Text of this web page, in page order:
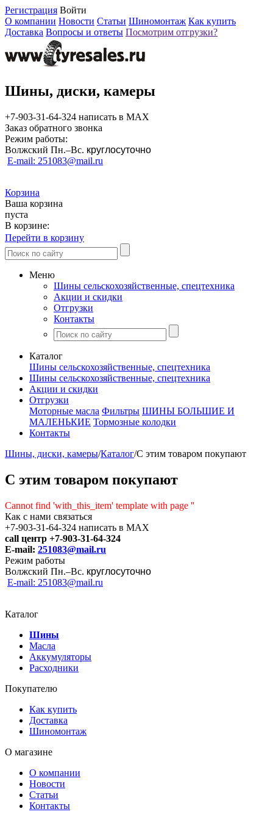
Регистрация Войти
О компании Новости Статьи Шиномонтаж Как купить
Доставка Вопросы и ответы Посмотрим отгрузки?
Шины, диски, камеры
+7-903-31-64-324 написать в MAX
Заказ обратного звонка
Режим работы:
Волжский Пн.–Вс. круглосуточно
E-mail: 251083@mail.ru
Корзина
Ваша корзина
пуста
В корзине:
Перейти в корзину
Меню
Шины сельскохозяйственные, спецтехника
Акции и скидки
Отгрузки
Контакты
Каталог
Шины сельскохозяйственные, спецтехника
Шины сельскохозяйственные, спецтехника
Акции и скидки
Отгрузки
Моторные масла Фильтры ШИНЫ БОЛЬШИЕ И
МАЛЕНЬКИЕ Тормозные колодки
Контакты
Шины, диски, камеры/Каталог/С этим товаром покупают
С этим товаром покупают
Cannot find 'with_this_item' template with page ''
Как с нами связаться
+7-903-31-64-324 написать в MAX
call центр +7-903-31-64-324
E-mail: 251083@mail.ru
Режим работы
Волжский Пн.–Вс. круглосуточно
E-mail: 251083@mail.ru
Каталог
Шины
Масла
Аккумуляторы
Расходники
Покупателю
Как купить
Доставка
Шиномонтаж
О магазине
О компании
Новости
Статьи
Контакты